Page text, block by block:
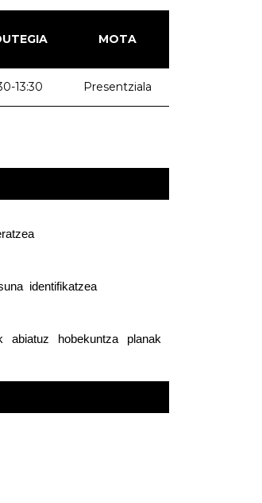
MOTA
13:30 Presentziala
identifikatzea
abiatuz  hobekuntza  planak